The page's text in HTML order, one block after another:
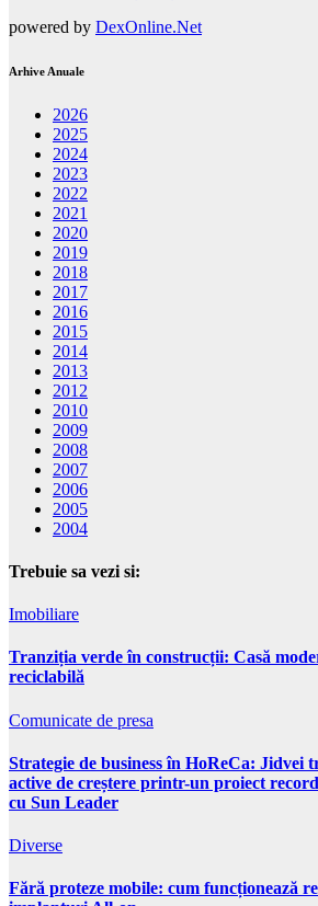
powered by DexOnline.Net
Arhive Anuale
2026
2025
2024
2023
2022
2021
2020
2019
2018
2017
2016
2015
2014
2013
2012
2010
2009
2008
2007
2006
2005
2004
Trebuie sa vezi si:
Imobiliare
Tranziția verde în construcții: Casă
reciclabilă
Comunicate de presa
Strategie de business în HoReCa: Jidvei
active de creștere printr-un proiect
cu Sun Leader
Diverse
Fără proteze mobile: cum funcționează